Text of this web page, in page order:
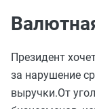
Президент
за нарушение
выручки.От